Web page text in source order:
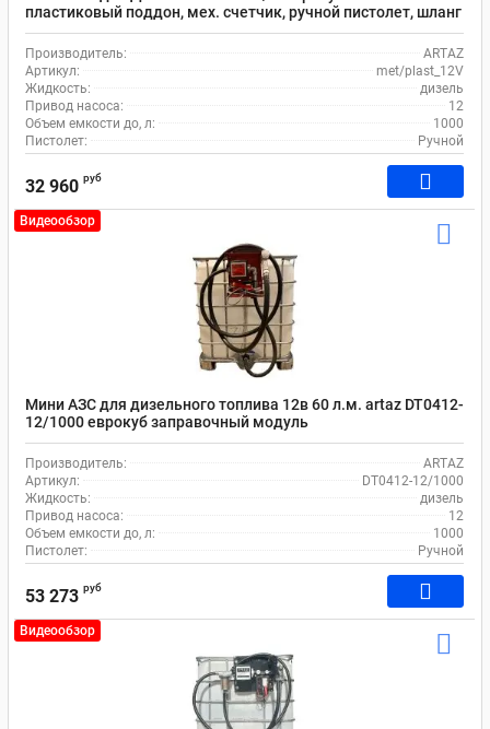
пластиковый поддон, мех. счетчик, ручной пистолет, шланг
4 м.
Производитель:
ARTAZ
Артикул:
met/plast_12V
Жидкость:
дизель
Привод насоса:
12
Объем емкости до, л:
1000
Пистолет:
Ручной
32 960 руб
Видеообзор
Мини АЗС для дизельного топлива 12в 60 л.м. artaz DT0412-
12/1000 еврокуб заправочный модуль
Производитель:
ARTAZ
Артикул:
DT0412-12/1000
Жидкость:
дизель
Привод насоса:
12
Объем емкости до, л:
1000
Пистолет:
Ручной
53 273 руб
Видеообзор